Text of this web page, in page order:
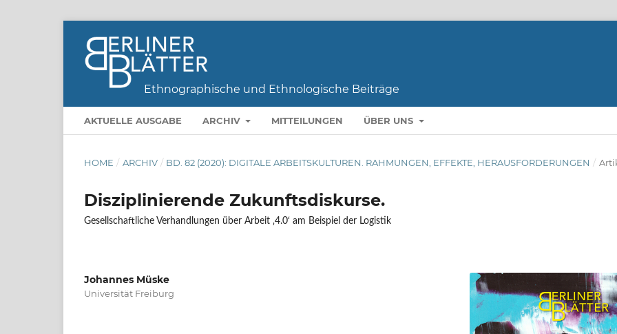
AKTUELLE AUSGABE ARCHIV MITTEILUNGEN ÜBER UNS
HOME / ARCHIV / BD. 82 (2020): DIGITALE ARBEITSKULTUREN. RAHMUNGEN, EFFEKTE, HERAUSFORDERUNGEN /
Disziplinierende Zukunftsdiskurse.
Gesellschaftliche Verhandlungen über Arbeit ‚4.0‘ am Beispiel der Logistik
Johannes Müske
Universität Freiburg